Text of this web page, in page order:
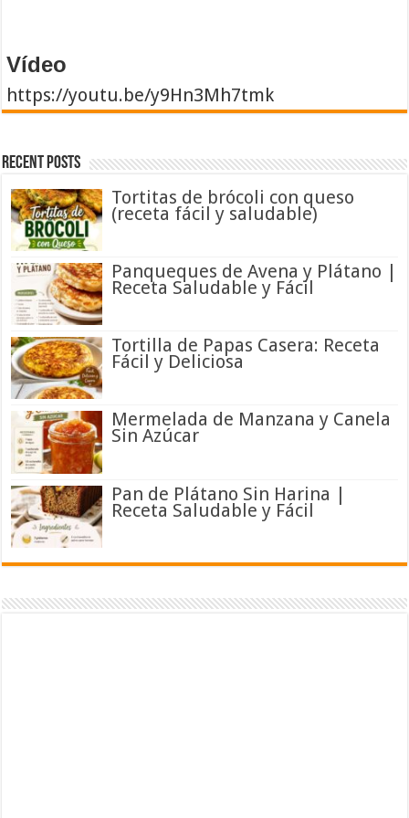
Vídeo
https://youtu.be/y9Hn3Mh7tmk
Recent Posts
Tortitas de brócoli con queso
(receta fácil y saludable)
Panqueques de Avena y Plátano |
Receta Saludable y Fácil
Tortilla de Papas Casera: Receta
Fácil y Deliciosa
Mermelada de Manzana y Canela
Sin Azúcar
Pan de Plátano Sin Harina |
Receta Saludable y Fácil